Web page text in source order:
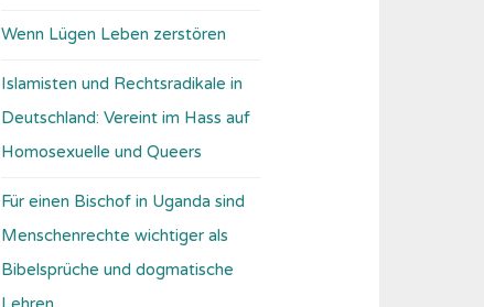
Wenn Lügen Leben zerstören
Islamisten und Rechtsradikale in
Deutschland: Vereint im Hass auf
Homosexuelle und Queers
Für einen Bischof in Uganda sind
Menschenrechte wichtiger als
Bibelsprüche und dogmatische